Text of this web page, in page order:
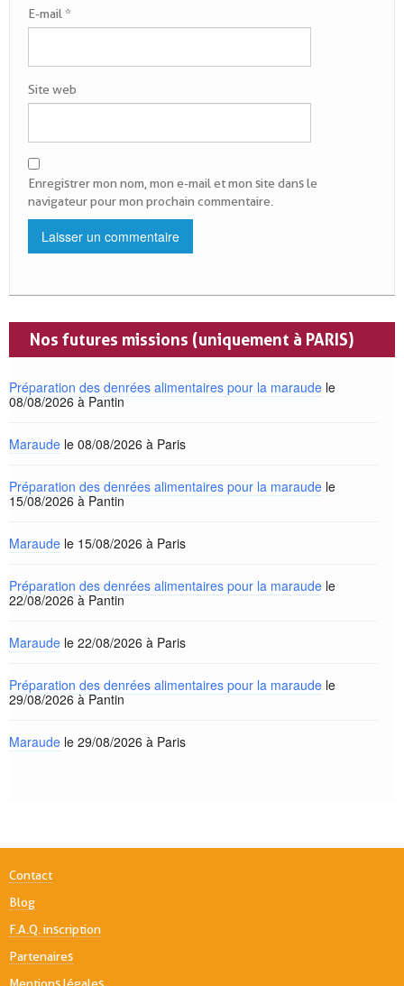
E-mail *
Site web
Enregistrer mon nom, mon e-mail et mon site dans le
navigateur pour mon prochain commentaire.
Nos futures missions (uniquement à PARIS)
Préparation des denrées alimentaires pour la maraude le
08/08/2026 à Pantin
Maraude le 08/08/2026 à Paris
Préparation des denrées alimentaires pour la maraude le
15/08/2026 à Pantin
Maraude le 15/08/2026 à Paris
Préparation des denrées alimentaires pour la maraude le
22/08/2026 à Pantin
Maraude le 22/08/2026 à Paris
Préparation des denrées alimentaires pour la maraude le
29/08/2026 à Pantin
Maraude le 29/08/2026 à Paris
Contact
Blog
F.A.Q. inscription
Partenaires